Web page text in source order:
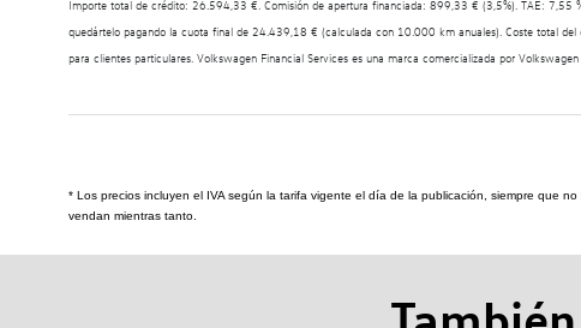
Importe total de crédito: 26.594,33 €. Comisión de apertura financiada: 899,33 € (3,5%). TAE:
quedártelo pagando la cuota final de 24.439,18 € (calculada con 10.000 km anuales). Coste total
para clientes particulares. Volkswagen Financial Services es una marca comercializada por Volkswagen
* Los precios incluyen el IVA según la tarifa vigente el día de la publicación, siempre que
vendan mientras tanto.